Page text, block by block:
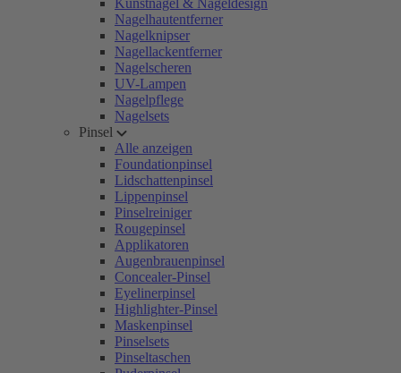
Kunstnägel & Nageldesign
Nagelhautentferner
Nagelknipser
Nagellackentferner
Nagelscheren
UV-Lampen
Nagelpflege
Nagelsets
Pinsel
Alle anzeigen
Foundationpinsel
Lidschattenpinsel
Lippenpinsel
Pinselreiniger
Rougepinsel
Applikatoren
Augenbrauenpinsel
Concealer-Pinsel
Eyelinerpinsel
Highlighter-Pinsel
Maskenpinsel
Pinselsets
Pinseltaschen